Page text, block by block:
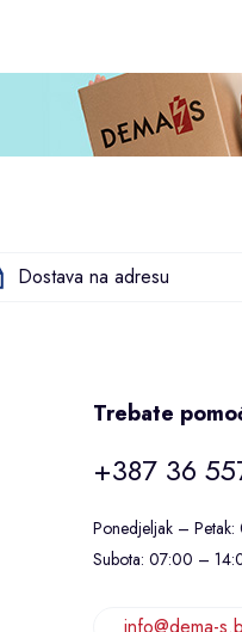
Dostava na adresu
Trebate
+387 36
Ponedjeljak –
Subota: 07:00 –